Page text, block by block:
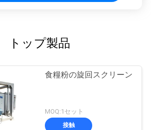
トップ製品
食糧粉の旋回スクリーン
MOQ:1セット
接触